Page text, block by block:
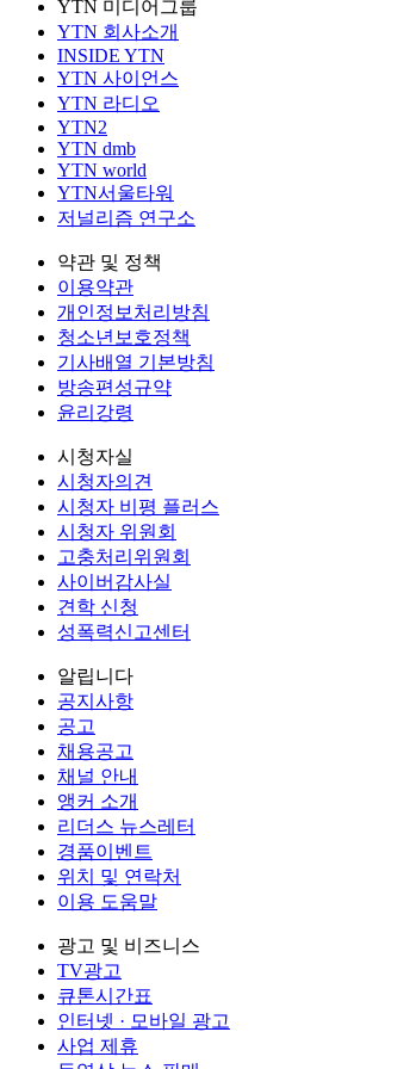
YTN 미디어그룹
YTN 회사소개
INSIDE YTN
YTN 사이언스
YTN 라디오
YTN2
YTN dmb
YTN world
YTN서울타워
저널리즘 연구소
약관 및 정책
이용약관
개인정보처리방침
청소년보호정책
기사배열 기본방침
방송편성규약
윤리강령
시청자실
시청자의견
시청자 비평 플러스
시청자 위원회
고충처리위원회
사이버감사실
견학 신청
성폭력신고센터
알립니다
공지사항
공고
채용공고
채널 안내
앵커 소개
리더스 뉴스레터
경품이벤트
위치 및 연락처
이용 도움말
광고 및 비즈니스
TV광고
큐톤시간표
인터넷 · 모바일 광고
사업 제휴